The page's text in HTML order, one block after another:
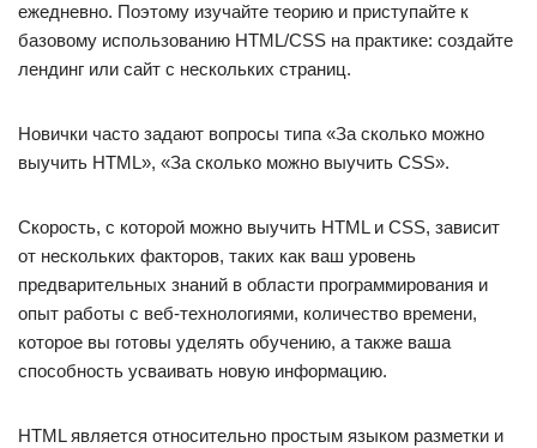
ежедневно. Поэтому изучайте теорию и приступайте к
базовому использованию HTML/CSS на практике: создайте
лендинг или сайт с нескольких страниц.
Новички часто задают вопросы типа «За сколько можно
выучить HTML», «За сколько можно выучить CSS».
Скорость, с которой можно выучить HTML и CSS, зависит
от нескольких факторов, таких как ваш уровень
предварительных знаний в области программирования и
опыт работы с веб-технологиями, количество времени,
которое вы готовы уделять обучению, а также ваша
способность усваивать новую информацию.
HTML является относительно простым языком разметки и